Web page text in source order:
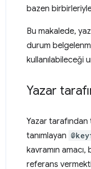
bazen
Bu makalede,
durum
kullanılabileceği
Yazar
Yazar tarafından
tanımlayan
kavramın
referans